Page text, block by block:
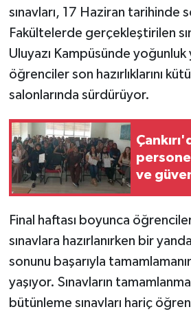
sınavları, 17 Haziran tarihinde
Fakültelerde gerçekleştirilen
Uluyazı Kampüsünde yoğunluk
öğrenciler son hazırlıklarını
salonlarında sürdürüyor.
ve
Final haftası boyunca
sınavlara hazırlanırken bir
sonunu başarıyla
yaşıyor. Sınavların
bütünleme sınavları hariç